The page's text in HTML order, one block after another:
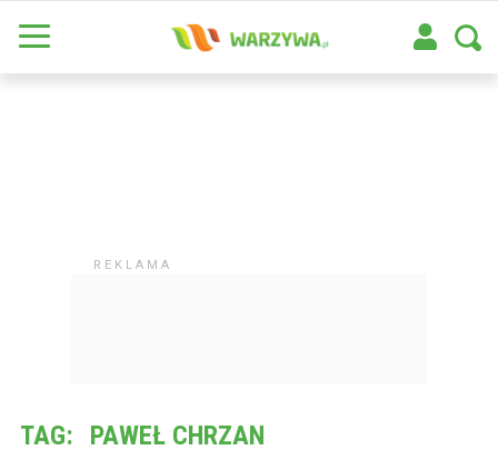
TAG: PAWEŁ CHRZAN